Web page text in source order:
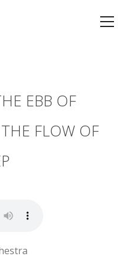
EBB OF
FLOW OF